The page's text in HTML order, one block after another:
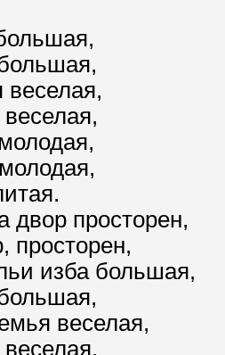
веселая,
двор просторен,
просторен,
изба большая,
веселая,